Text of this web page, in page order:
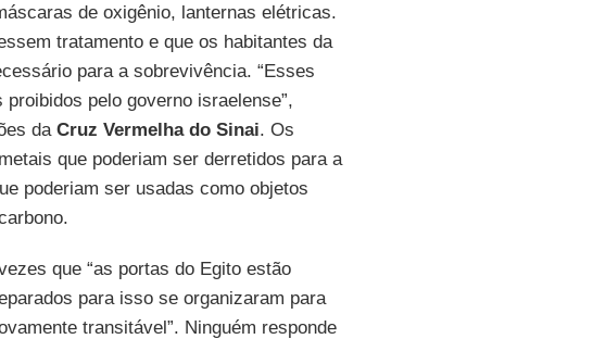
de oxigênio, lanternas elétricas.
tratamento e que os habitantes da
para a sobrevivência. “Esses
pelo governo israelense”,
da Cruz Vermelha do Sinai. Os
que poderiam ser derretidos para a
poderiam ser usadas como objetos
que “as portas do Egito estão
para isso se organizaram para
transitável”. Ninguém responde